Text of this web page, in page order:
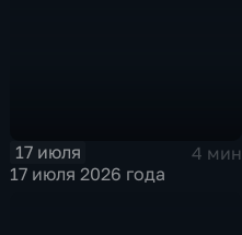
17 июля
4 мин
17 июля 2026 года